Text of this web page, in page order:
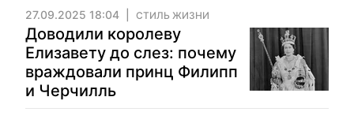
27.09.2025 18:04 СТИЛЬ ЖИЗНИ
Доводили королеву
Елизавету до слез: почему
враждовали принц Филипп
и Черчилль